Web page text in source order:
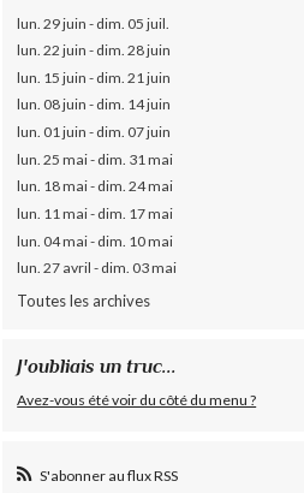
lun. 29 juin - dim. 05 juil.
lun. 22 juin - dim. 28 juin
lun. 15 juin - dim. 21 juin
lun. 08 juin - dim. 14 juin
lun. 01 juin - dim. 07 juin
lun. 25 mai - dim. 31 mai
lun. 18 mai - dim. 24 mai
lun. 11 mai - dim. 17 mai
lun. 04 mai - dim. 10 mai
lun. 27 avril - dim. 03 mai
Toutes les archives
J'oubliais un truc...
Avez-vous été voir du côté du menu ?
S'abonner au flux RSS